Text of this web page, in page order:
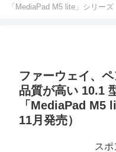
「MediaPad M5 lite」シリーズ
ファーウェイ、
品質が高い 10.1
「MediaPad M5
11月発売）
スポ